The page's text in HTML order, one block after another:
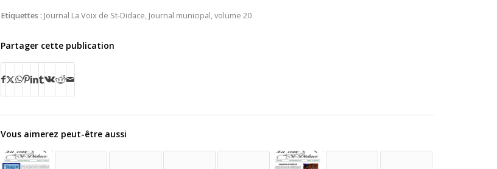
Etiquettes : Journal La Voix de St-Didace, Journal municipal,volume 20
Partager cette publication
Vous aimerez peut-être aussi